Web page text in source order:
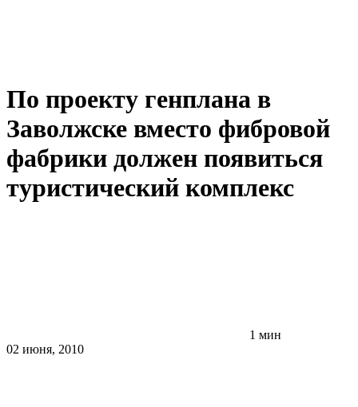
По проекту генплана в
Заволжске вместо фибровой
фабрики должен появиться
туристический комплекс
1 мин
02 июня, 2010